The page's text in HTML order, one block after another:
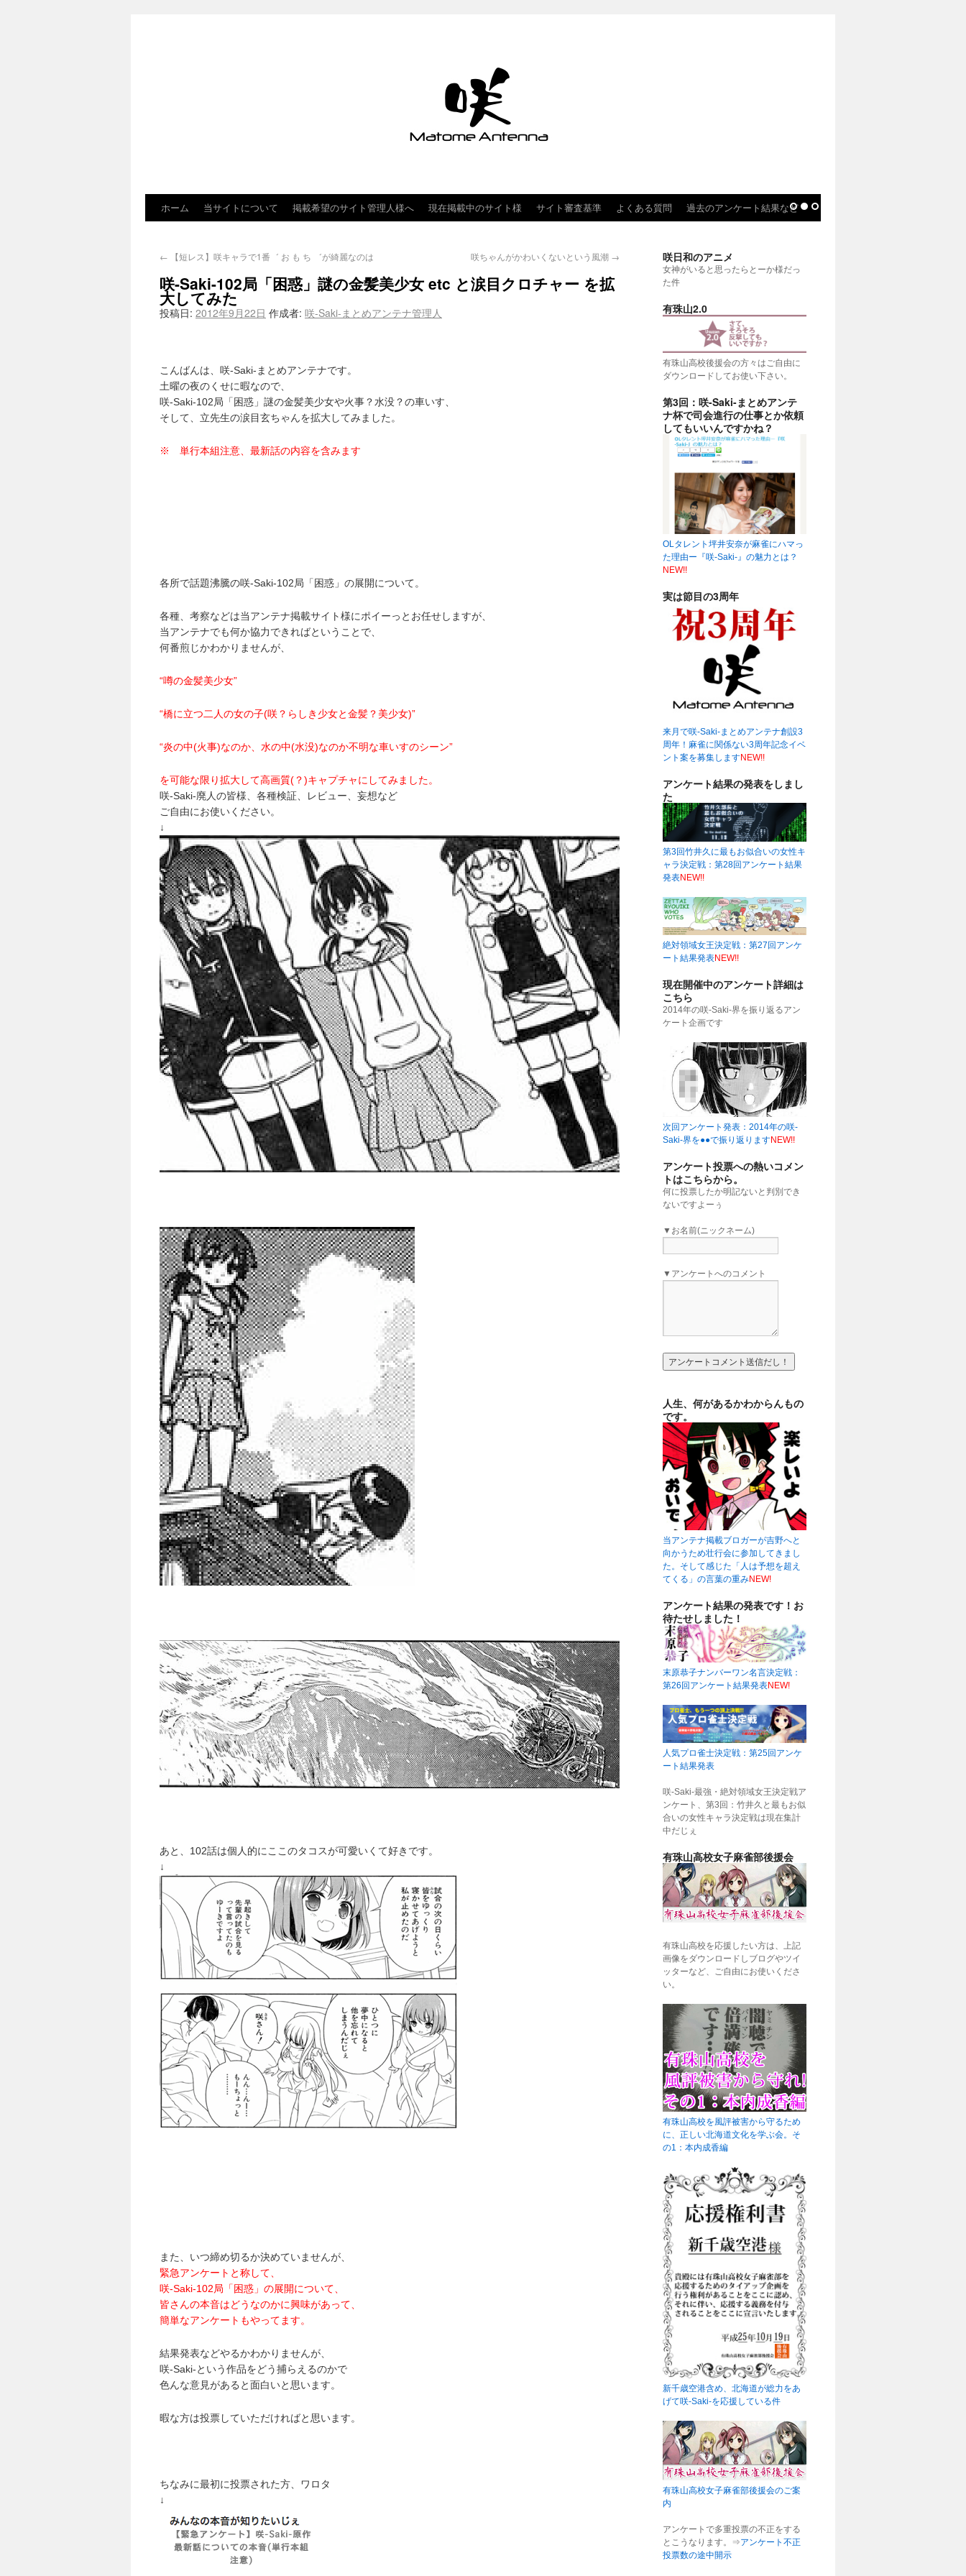
ホーム 当サイトについて 掲載希望のサイト管理人様へ 現在掲載中のサイト様 サイト審査基準 よくある質問 過去のアンケート結果など
← 【短レス】咲キャラで1番゛ お も ち ゛が綺麗なのは 咲ちゃんがかわいくないという風潮 →
咲-Saki-102局「困惑」謎の金髪美少女 etc と涙目クロチャー を拡
大してみた
投稿日: 2012年9月22日 作成者: 咲-Saki-まとめアンテナ管理人
こんばんは、咲-Saki-まとめアンテナです。
土曜の夜のくせに暇なので、
咲-Saki-102局「困惑」謎の金髪美少女や火事？水没？の車いす、
そして、立先生の涙目玄ちゃんを拡大してみました。
※ 単行本組注意、最新話の内容を含みます
各所で話題沸騰の咲-Saki-102局「困惑」の展開について。
各種、考察などは当アンテナ掲載サイト様にポイーっとお任せしますが、
当アンテナでも何か協力できればということで、
何番煎じかわかりませんが、
“噂の金髪美少女”
“橋に立つ二人の女の子(咲？らしき少女と金髪？美少女)”
“炎の中(火事)なのか、水の中(水没)なのか不明な車いすのシーン”
を可能な限り拡大して高画質(？)キャプチャにしてみました。
咲-Saki-廃人の皆様、各種検証、レビュー、妄想など
ご自由にお使いください。
↓
あと、102話は個人的にここのタコスが可愛いくて好きです。
↓
また、いつ締め切るか決めていませんが、
緊急アンケートと称して、
咲-Saki-102局「困惑」の展開について、
皆さんの本音はどうなのかに興味があって、
簡単なアンケートもやってます。
結果発表などやるかわかりませんが、
咲-Saki-という作品をどう捕らえるのかで
色んな意見があると面白いと思います。
暇な方は投票していただければと思います。
ちなみに最初に投票された方、ワロタ
↓
咲日和のアニメ
女神がいると思ったらとーか様だっ
た件
有珠山2.0
有珠山高校後援会の方々はご自由に
ダウンロードしてお使い下さい。
第3回：咲-Saki-まとめアンテ
ナ杯で司会進行の仕事とか依頼
してもいいんですかね？
OLタレント坪井安奈が麻雀にハマっ
た理由ー『咲-Saki-』の魅力とは？
NEW!!
実は節目の3周年
来月で咲-Saki-まとめアンテナ創設3
周年！麻雀に関係ない3周年記念イベ
ント案を募集しますNEW!!
アンケート結果の発表をしまし
た
第3回竹井久に最もお似合いの女性キ
ャラ決定戦：第28回アンケート結果
発表NEW!!
絶対領域女王決定戦：第27回アンケ
ート結果発表NEW!!
現在開催中のアンケート詳細は
こちら
2014年の咲-Saki-界を振り返るアン
ケート企画です
次回アンケート発表：2014年の咲-
Saki-界を●●で振り返りますNEW!!
アンケート投票への熱いコメン
トはこちらから。
何に投票したか明記ないと判別でき
ないですよーぅ
▼お名前(ニックネーム)
▼アンケートへのコメント
人生、何があるかわからんもの
です。
当アンテナ掲載ブロガーが吉野へと
向かうため壮行会に参加してきまし
た。そして感じた「人は予想を超え
てくる」の言葉の重みNEW!
アンケート結果の発表です！お
待たせしました！
末原恭子ナンバーワン名言決定戦：
第26回アンケート結果発表NEW!
人気プロ雀士決定戦：第25回アンケ
ート結果発表
咲-Saki-最強・絶対領域女王決定戦ア
ンケート、第3回：竹井久と最もお似
合いの女性キャラ決定戦は現在集計
中だじぇ
有珠山高校女子麻雀部後援会
有珠山高校を応援したい方は、上記
画像をダウンロードしブログやツイ
ッターなど、ご自由にお使いくださ
い。
有珠山高校を風評被害から守るため
に、正しい北海道文化を学ぶ会。そ
の1：本内成香編
新千歳空港含め、北海道が総力をあ
げて咲-Saki-を応援している件
有珠山高校女子麻雀部後援会のご案
内
アンケートで多重投票の不正をする
とこうなります。⇒アンケート不正
投票数の途中開示